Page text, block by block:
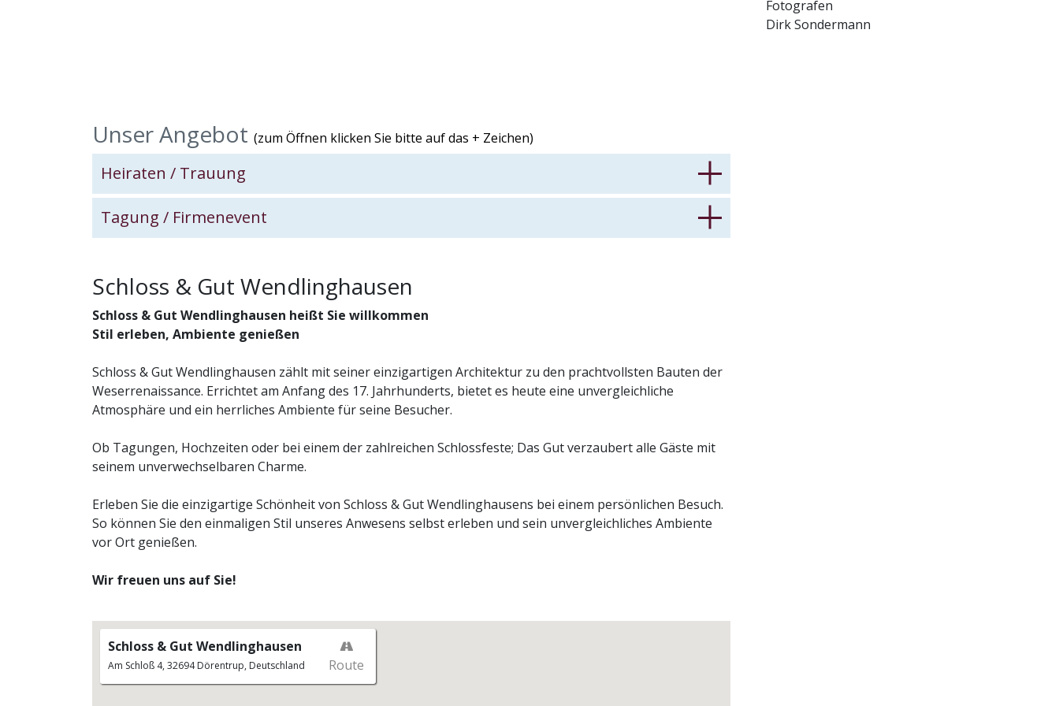
Unser Angebot (zum Öffnen klicken Sie bitte auf das + Zeichen)
Heiraten / Trauung
Galerie Heiraten / Trauung
Trauungen & Hochzeitsfeste
Schloss & Gut Wendlinghausen bieten optimale Voraussetzungen für Hochzeiten von der
Tagung / Firmenevent
Schloss & Gut Wendlinghausen
Schloss & Gut Wendlinghausen heißt Sie willkommen
Stil erleben, Ambiente genießen
Schloss & Gut Wendlinghausen zählt mit seiner einzigartigen Architektur zu den prachtvollsten Bauten der
Weserrenaissance. Errichtet am Anfang des 17. Jahrhunderts, bietet es heute eine unvergleichliche
Atmosphäre und ein herrliches Ambiente für seine Besucher.
Ob Tagungen, Hochzeiten oder bei einem der zahlreichen Schlossfeste; Das Gut verzaubert alle Gäste mit
seinem unverwechselbaren Charme.
Erleben Sie die einzigartige Schönheit von Schloss & Gut Wendlinghausens bei einem persönlichen Besuch.
So können Sie den einmaligen Stil unseres Anwesens selbst erleben und sein unvergleichliches Ambiente
vor Ort genießen.
Wir freuen uns auf Sie!
Schloss & Gut Wendlinghausen
Am Schloß 4, 32694 Dörentrup, Deutschland Route
Fotografen
Dirk Sondermann